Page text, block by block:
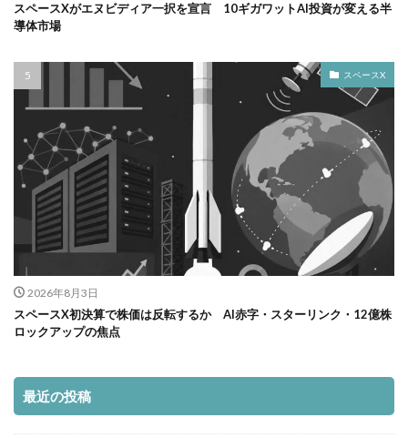
スペースXがエヌビディア一択を宣言 10ギガワットAI投資が変える半
導体市場
スペースX
2026年8月3日
スペースX初決算で株価は反転するか AI赤字・スターリンク・12億株
ロックアップの焦点
最近の投稿